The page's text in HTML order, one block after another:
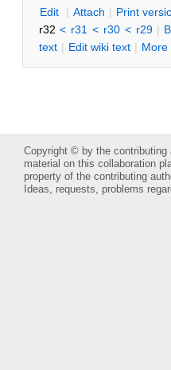
Edit | Attach | Print
r32 < r31 < r30 < r29 | B
text | Edit wiki text | More
Copyright © by the contributing
material on this collaboration
property of the contributing
Ideas, requests, problems